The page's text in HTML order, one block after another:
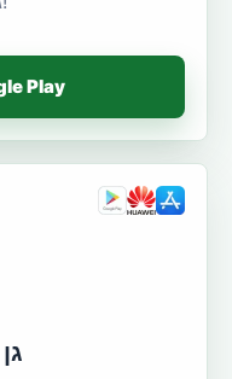
Play